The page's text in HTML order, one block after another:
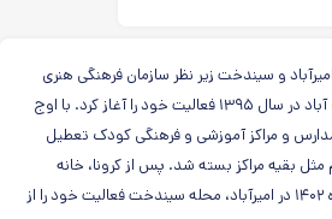
و سیندخت زیر نظر سازمان فرهنگی هنری
شهرداری تهران در محله یوسف آباد در سال ۱۳۹۵ فعالیت خود را آغاز کرد. با اوج
و مراکز آموزشی و فرهنگی کودک تعطیل
بقیه مراکز بسته شد. پس از کرونا، خانه
کودک پردیس از ابتدای تیر ماه ۱۴۰۲ در امیرآباد، محله سیندخت فعالیت خود را از